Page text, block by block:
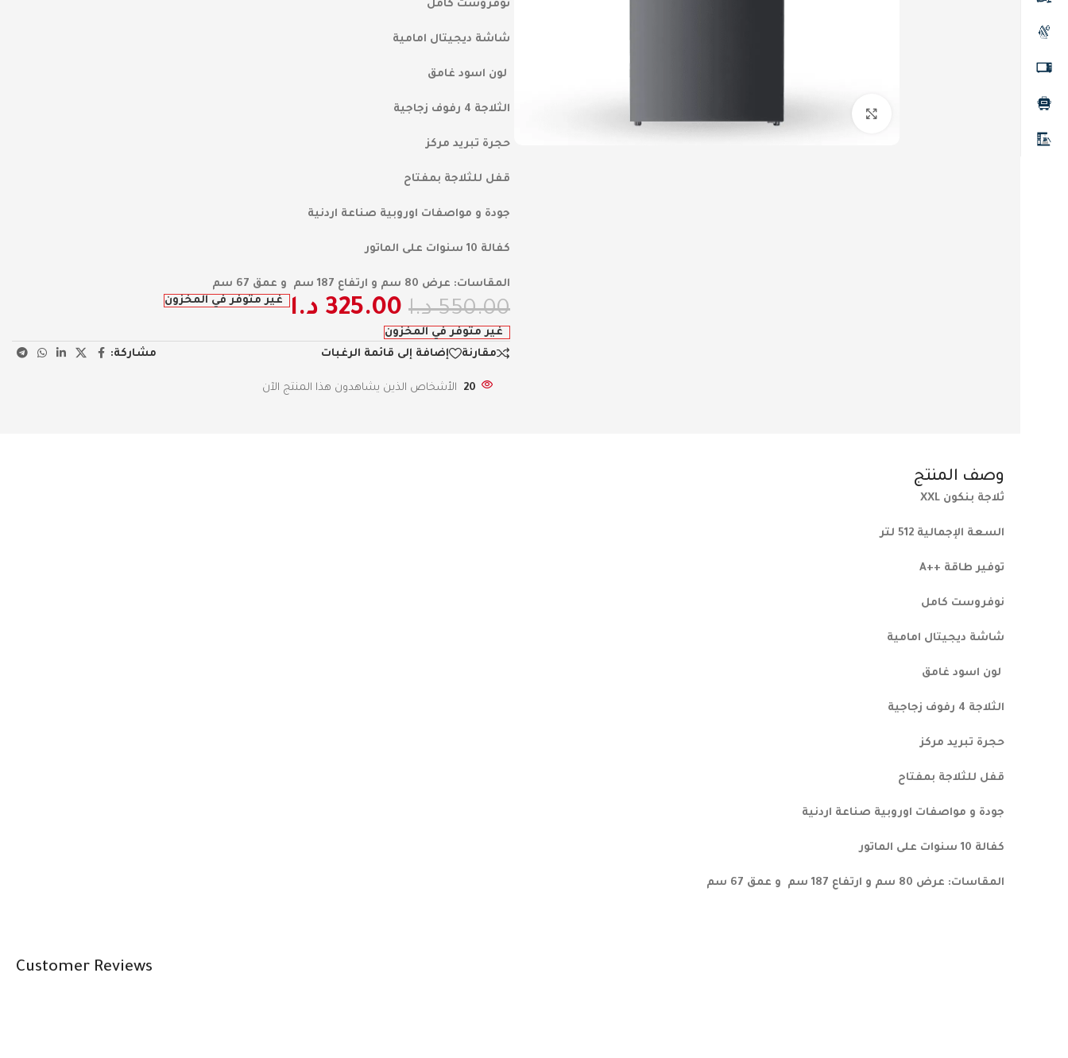
نوفروست كامل
شاشة ديجيتال امامية
لون اسود غامق
الثلاجة 4 رفوف زجاجية
حجرة تبريد مركز
قفل للثلاجة بمفتاح
جودة و مواصفات اوروبية صناعة اردنية
كفالة 10 سنوات على الماتور
المقاسات: عرض 80 سم و ارتفاع 187 سم و عمق 67 سم
550.00 د.ا 325.00 د.ا غير متوفر في المخزون
غير متوفر في المخزون
مقارنة
إضافة إلى قائمة الرغبات مشاركة:
20 الأشخاص الذين يشاهدون هذا المنتج الآن
وصف المنتج
ثلاجة بنكون XXL
السعة الإجمالية 512 لتر
توفير طاقة ++A
نوفروست كامل
شاشة ديجيتال امامية
لون اسود غامق
الثلاجة 4 رفوف زجاجية
حجرة تبريد مركز
قفل للثلاجة بمفتاح
جودة و مواصفات اوروبية صناعة اردنية
كفالة 10 سنوات على الماتور
المقاسات: عرض 80 سم و ارتفاع 187 سم و عمق 67 سم
Customer Reviews